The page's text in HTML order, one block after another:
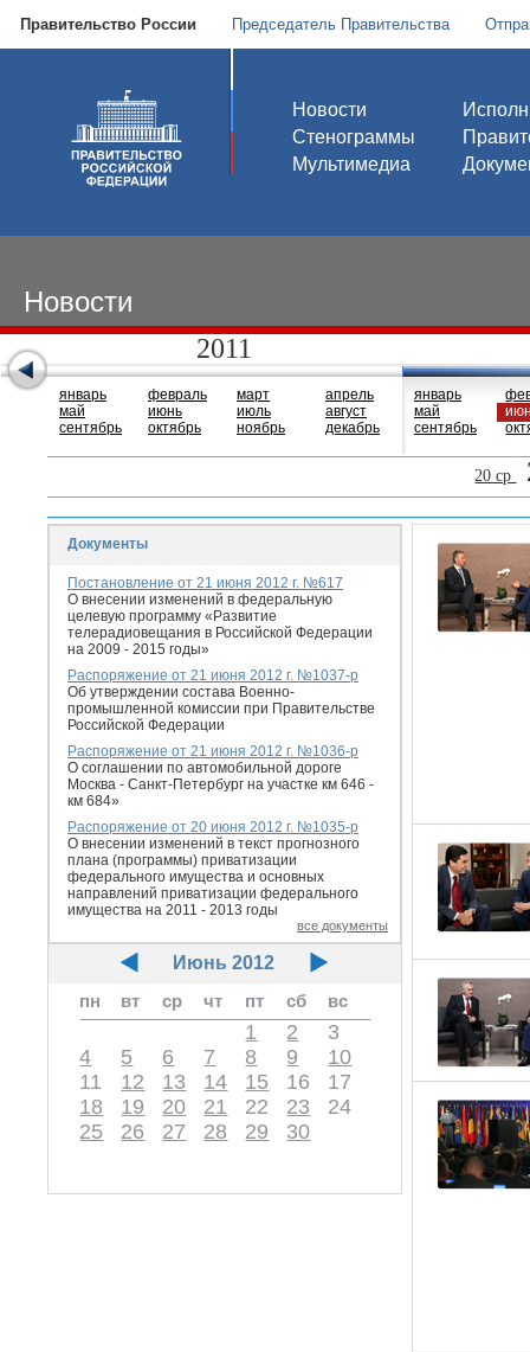
Правительство России Председатель Правительства
Новости
Стенограммы
Мультимедиа
Новости
2011
январь
май
сентябрь
февраль
июнь
октябрь
март
июль
ноябрь
апрель
август
декабрь
январь
май
сентябрь
20 ср
Документы
Постановление от 21 июня 2012 г. №617
О внесении изменений в федеральную
целевую программу «Развитие
телерадиовещания в Российской Федерации
на 2009 - 2015 годы»
Распоряжение от 21 июня 2012 г. №1037-р
Об утверждении состава Военно-
промышленной комиссии при Правительстве
Российской Федерации
Распоряжение от 21 июня 2012 г. №1036-р
О соглашении по автомобильной дороге
Москва - Санкт-Петербург на участке км 646 -
км 684»
Распоряжение от 20 июня 2012 г. №1035-р
О внесении изменений в текст прогнозного
плана (программы) приватизации
федерального имущества и основных
направлений приватизации федерального
имущества на 2011 - 2013 годы
все документы
Июнь 2012
пн
вт ср чт пт сб вс
1 2
3
4
5 6 7 8 9
10
11
12 13 14 15 16
17
18
19 20 21 22 23
24
25
26 27 28 29 30